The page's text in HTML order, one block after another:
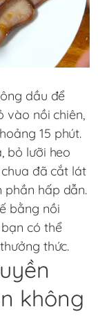
dầu để
vào nồi chiên,
15 phút.
bỏ lưỡi heo
đã cắt lát
phần hấp dẫn.
bằng nồi
có thể
thức.
không